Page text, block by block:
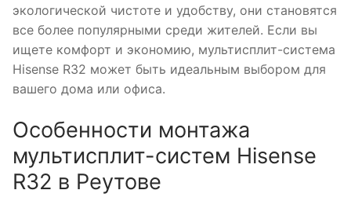
экологической чистоте и удобству, они становятся
все более популярными среди жителей. Если вы
ищете комфорт и экономию, мультисплит-система
Hisense R32 может быть идеальным выбором для
вашего дома или офиса.
Особенности монтажа
мультисплит-систем Hisense
R32 в Реутове